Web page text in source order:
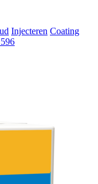
Injecteren Coating